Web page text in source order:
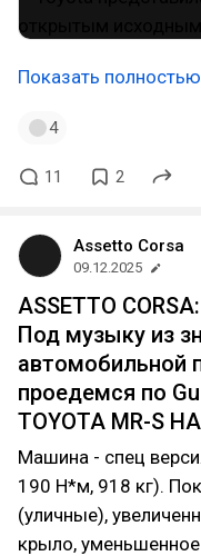
Показать полностью
4
11 2
Assetto Corsa
09.12.2025
ASSETTO
Под музыку из
автомобильной
проедемся по
TOYOTA MR-S
Машина - спец
190 Н*м, 918 кг).
(уличные),
крыло,